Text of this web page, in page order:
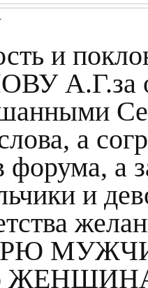
и
А.Г.за
а
форума, а
и
МУЖЧИН,